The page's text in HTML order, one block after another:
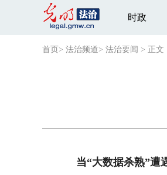
时政
首页 > 法治频道> 法治要闻 > 正文
当“大数据杀熟”